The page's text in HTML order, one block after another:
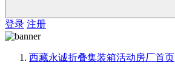
登录 注册
西藏永诚折叠集装箱活动房厂首页